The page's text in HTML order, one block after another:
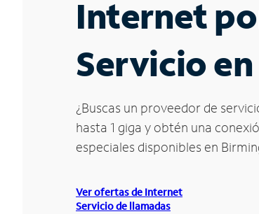
Internet
Servicio
¿Buscas un proveedor de
hasta 1 giga y obtén una
especiales disponibles en
Ver ofertas de Internet
Servicio de llamadas